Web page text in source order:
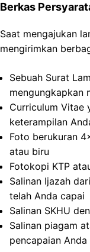
Berkas
Saat mengajukan
mengirimkan
Sebuah Surat
mengungkapkan
Curriculum Vitae
keterampilan
Foto berukuran
atau biru
Fotokopi KTP
Salinan Ijazah
telah Anda capai
Salinan SKHU
Salinan piagam
pencapaian Anda